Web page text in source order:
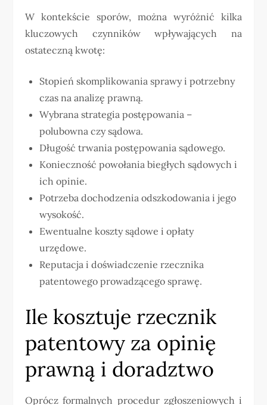
W kontekście sporów, można wyróżnić kilka
kluczowych czynników wpływających na
ostateczną kwotę:
Stopień skomplikowania sprawy i potrzebny
czas na analizę prawną.
Wybrana strategia postępowania –
polubowna czy sądowa.
Długość trwania postępowania sądowego.
Konieczność powołania biegłych sądowych i
ich opinie.
Potrzeba dochodzenia odszkodowania i jego
wysokość.
Ewentualne koszty sądowe i opłaty
urzędowe.
Reputacja i doświadczenie rzecznika
patentowego prowadzącego sprawę.
Ile kosztuje rzecznik
patentowy za opinię
prawną i doradztwo
Oprócz formalnych procedur zgłoszeniowych i